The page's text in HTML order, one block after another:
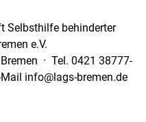
Selbsthilfe behinderter
e.V.
· Tel. 0421 38777-
info@lags-bremen.de